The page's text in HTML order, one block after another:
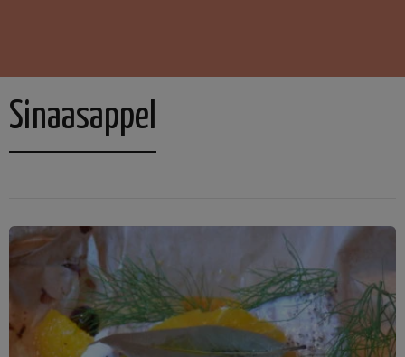
Sinaasappel